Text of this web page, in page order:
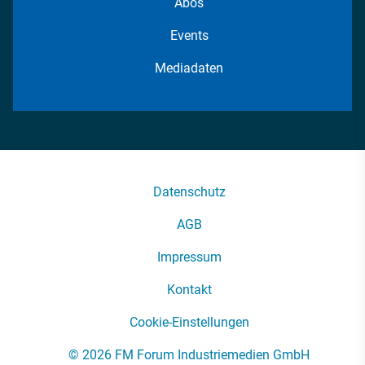
Events
Mediadaten
Datenschutz
AGB
Impressum
Kontakt
Cookie-Einstellungen
© 2026 FM Forum Industriemedien GmbH